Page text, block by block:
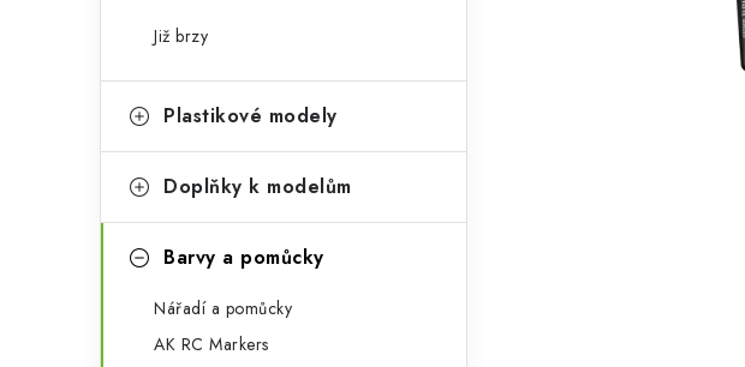
n
p
a
e
Již brzy
Plastikové modely
Doplňky k modelům
Barvy a pomůcky
Nářadí a pomůcky
AK RC Markers